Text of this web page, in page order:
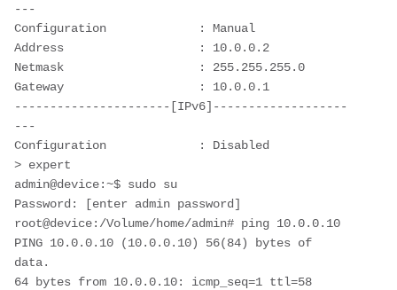
---
Configuration             : Manual
Address                   : 10.0.0.2
Netmask                   : 255.255.255.0
Gateway                   : 10.0.0.1
----------------------[IPv6]-------------------
---
Configuration             : Disabled
> expert
admin@device:~$ sudo su
Password: [enter admin password]
root@device:/Volume/home/admin# ping 10.0.0.10
PING 10.0.0.10 (10.0.0.10) 56(84) bytes of
data.
64 bytes from 10.0.0.10: icmp_seq=1 ttl=58